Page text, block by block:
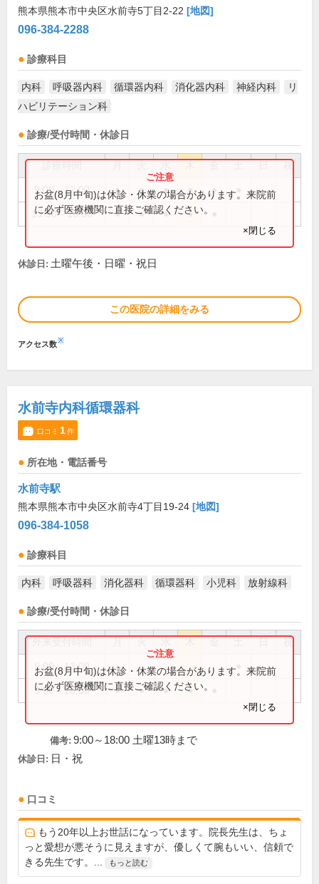
熊本県熊本市中央区水前寺5丁目2-22 [地図]
096-384-2288
診療科目
内科 呼吸器内科 循環器内科 消化器内科 神経内科
リ
ハビリテーション科
診療/受付時間・休診日
祝
9:00～12:00 ● ● ● ● ●
13:30～18:00 ● ● ● ●
お盆(8月中旬)は休診・休業の場合があります。来院前
に必ず医療機関に直接ご確認ください。
×閉じる
休診日: 土曜午後・日曜・祝日
この医院の詳細をみる
アクセス数※
水前寺内科循環器科
口コミ 1件
所在地・電話番号
水前寺駅
熊本県熊本市中央区水前寺4丁目19-24 [地図]
096-384-1058
診療科目
内科 呼吸器科 消化器科 循環器科 小児科 放射線科
診療/受付時間・休診日
祝
9:00～13:00
9:00～18:00 ● ● ● ●
お盆(8月中旬)は休診・休業の場合があります。来院前
に必ず医療機関に直接ご確認ください。
×閉じる
備考: 9:00～18:00 土曜13時まで
休診日: 日・祝
口コミ
もう20年以上お世話になっています。院長先生は、ちょ
っと愛想が悪そうに見えますが、優しくて腕もいい、信頼で
きる先生です。...
もっと読む